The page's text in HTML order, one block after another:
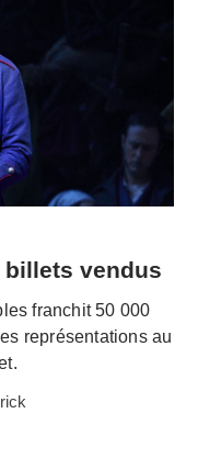
billets vendus
franchit 50 000
représentations au